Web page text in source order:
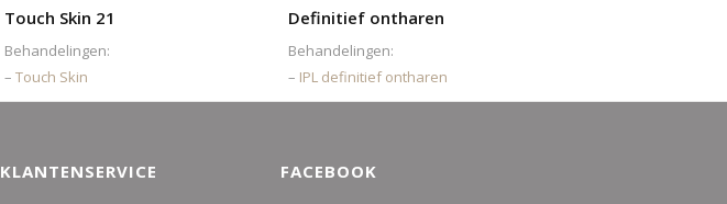
Touch Skin 21
Behandelingen:
– Touch Skin
Definitief ontharen
Behandelingen:
– IPL definitief ontharen
KLANTENSERVICE FACEBOOK